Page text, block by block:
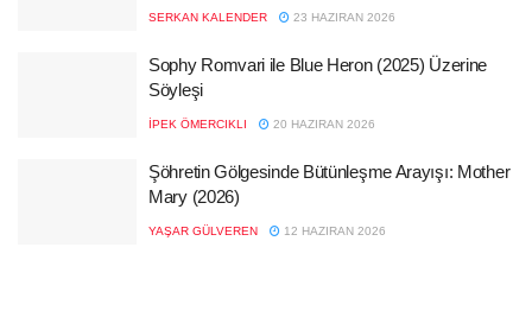
SERKAN KALENDER 23 HAZIRAN 2026
Sophy Romvari ile Blue Heron (2025) Üzerine
Söyleşi
İPEK ÖMERCIKLI 20 HAZIRAN 2026
Şöhretin Gölgesinde Bütünleşme Arayışı: Mother
Mary (2026)
YAŞAR GÜLVEREN 12 HAZIRAN 2026